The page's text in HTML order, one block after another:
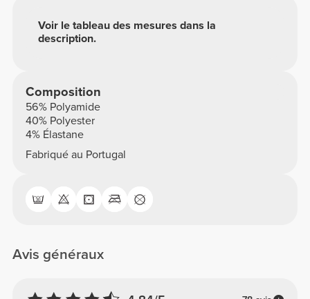
Voir le tableau des mesures dans la
description.
Composition
56% Polyamide
40% Polyester
4% Élastane
Fabriqué au Portugal
Avis généraux